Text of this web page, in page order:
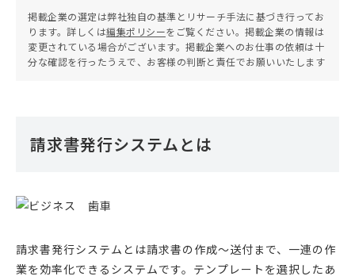
掲載企業の選定は弊社独自の基準とリサーチ手法に基づき行ってお
ります。詳しくは編集ポリシーをご覧ください。掲載企業の情報は
変更されている場合がございます。掲載企業へのお仕事の依頼は十
分な確認を行ったうえで、お客様の判断と責任でお願いいたします
請求書発行システムとは
請求書発行システムとは請求書の作成～送付まで、一連の作
業を効率化できるシステムです。テンプレートを選択したあ